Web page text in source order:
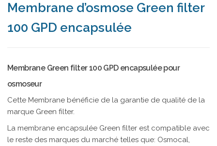
Membrane d’osmose Green filter
100 GPD encapsulée
Membrane Green filter 100 GPD encapsulée pour
osmoseur
Cette Membrane bénéficie de la garantie de qualité de la
marque Green filter.
La membrane encapsulée Green filter est compatible avec
le reste des marques du marché telles que: Osmocal,